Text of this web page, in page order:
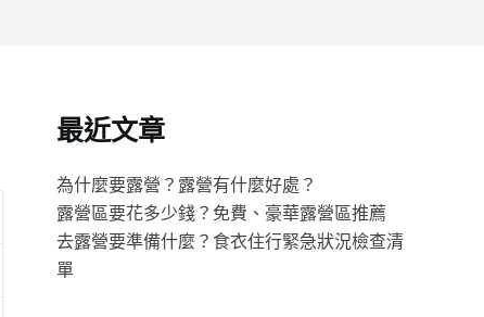
最近文章
為什麼要露營？露營有什麼好處？
露營區要花多少錢？免費、豪華露營區推薦
去露營要準備什麼？食衣住行緊急狀況檢查清
單